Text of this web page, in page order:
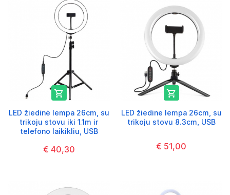

LED žiedinė lempa 26cm, su
trikoju stovu iki 1.1m ir
telefono laikikliu, USB
€ 40,30

LED žiedine lempa 26cm, su
trikoju stovu 8.3cm, USB
€ 51,00